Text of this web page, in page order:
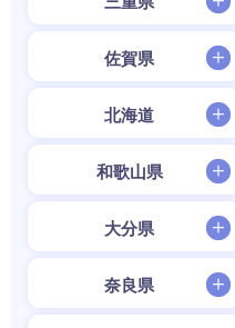
佐賀県
北海道
和歌山県
大分県
奈良県